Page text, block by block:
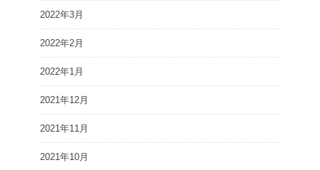
2022年3月
2022年2月
2022年1月
2021年12月
2021年11月
2021年10月